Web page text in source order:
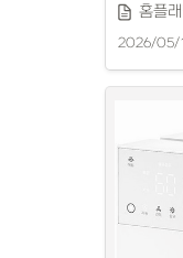
편리한 넥
홈플
2026/05/